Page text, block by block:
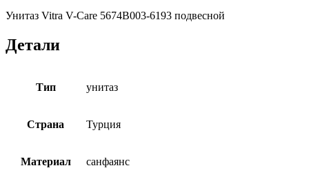
Унитаз Vitra V-Care 5674B003-6193 подвесной
Детали
Тип унитаз
Страна Турция
Материал санфаянс